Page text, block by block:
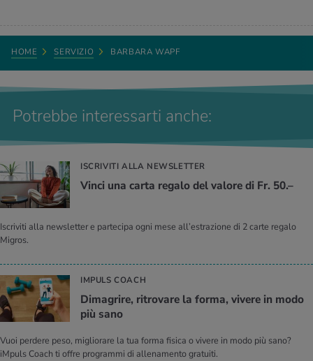
HOME SERVIZIO BARBARA WAPF
Potrebbe interessarti anche:
ISCRIVITI ALLA NEWSLETTER
Vinci una carta re­ga­lo del va­lo­re di Fr. 50.–
Iscriviti alla newsletter e partecipa ogni mese all’estrazione di 2 carte regalo
Migros.
IMPULS COACH
Di­ma­gri­re, ri­tro­va­re la forma, vi­ve­re in modo
più sano
Vuoi perdere peso, migliorare la tua forma fisica o vivere in modo più sano?
iMpuls Coach ti offre programmi di allenamento gratuiti.